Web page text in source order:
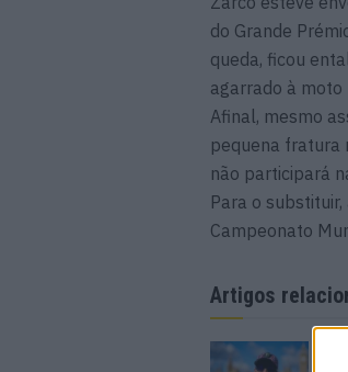
do Grande
queda, ficou
agarrado à moto
Afinal, mesmo
pequena fratura
não participará
Para o
Campeonato
Artigos